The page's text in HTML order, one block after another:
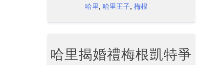
哈里,哈里王子,梅根
哈里揭婚禮梅根凱特爭